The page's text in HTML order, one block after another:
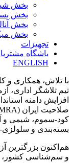
بخش
بخش
بخش
بخش
تجهیزات
باشگاه
ENGLISH
با تلاش، همکاری و
تیم تلاشگر اداری،
کود-سموم، شیمی و
بسته‌بندی و سلولزی-
هم‌اکنون بزرگترین
و سم‌شناسی کشور، با